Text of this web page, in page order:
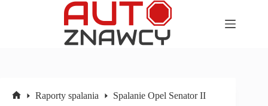
Raporty spalania Spalanie Opel Senator II